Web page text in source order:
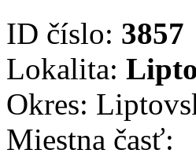
ID číslo: 3857
Lokalita:
Okres:
Miestna časť: